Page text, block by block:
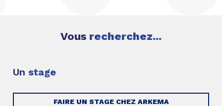
Vous recherchez...
Un stage
FAIRE UN STAGE CHEZ ARKEMA